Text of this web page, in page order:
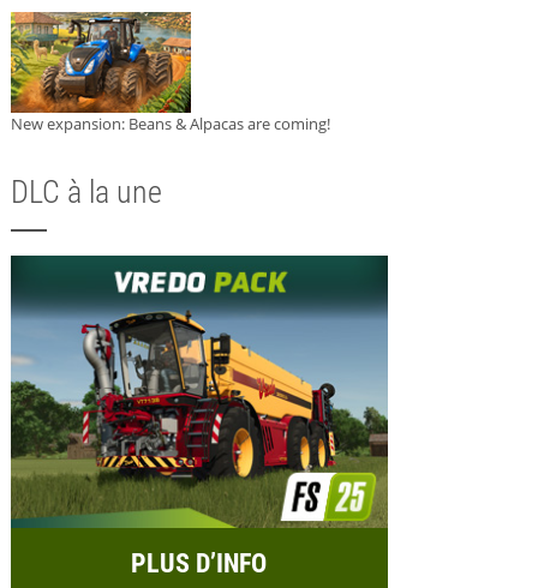
New expansion: Beans & Alpacas are coming!
DLC à la une
PLUS D’INFO